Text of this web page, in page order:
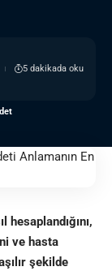
5 dakikada oku
ve hasta
şekilde